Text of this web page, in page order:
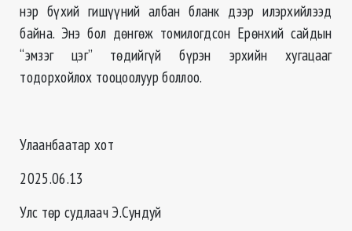
нэр бүхий гишүүний албан бланк дээр илэрхийлээд
байна. Энэ бол дөнгөж томилогдсон Ерөнхий сайдын
“эмзэг цэг” төдийгүй бүрэн эрхийн хугацааг
тодорхойлох тооцоолуур боллоо.
Улаанбаатар хот
2025.06.13
Улс төр судлаач Э.Сундуй